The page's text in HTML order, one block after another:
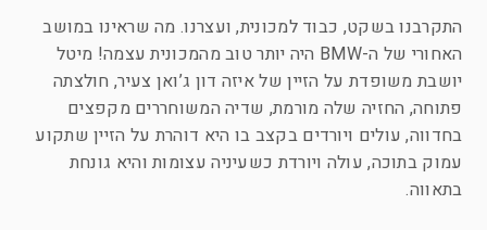
התקרבנו בשקט, כבוד למכונית, ועצרנו. מה שראינו במושב
האחורי של ה-BMW היה יותר טוב מהמכונית עצמה! מיטל
יושבת משופדת על הזיין של איזה דון ג’ואן צעיר, חולצתה
פתוחה, החזיה שלה מורמת, שדיה המשוחררים מקפצים
בחדווה, עולים ויורדים בקצב בו היא דוהרת על הזיין שתקוע
עמוק בתוכה, עולה ויורדת כשעיניה עצומות והיא גונחת
בתאווה.